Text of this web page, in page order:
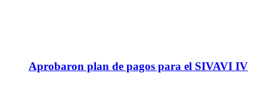
Aprobaron plan de pagos para el SIVAVI IV